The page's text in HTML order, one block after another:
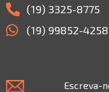
(19) 3325-8775
(19) 99852-4258
Escreva-